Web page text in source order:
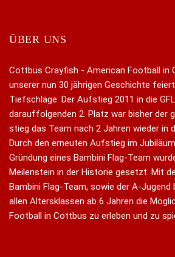
ÜBER UNS
Cottbus Crayfish - American Football in
unserer nun 30 jährigen Geschichte
Tiefschläge. Der Aufstieg 2011 in die
darauffolgenden 2. Platz war bisher der
stieg das Team nach 2 Jahren wieder in
Durch den erneuten Aufstieg im
Gründung eines Bambini Flag-Team
Meilenstein in der Historie gesetzt. Mit
Bambini Flag-Team, sowie der A-Jugend
allen Altersklassen ab 6 Jahren die
Football in Cottbus zu erleben und zu